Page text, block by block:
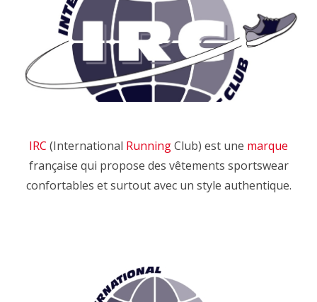
IRC (International RunningClub) est une marque
française qui propose des vêtements sportswear
confortables et surtout avec un style authentique.